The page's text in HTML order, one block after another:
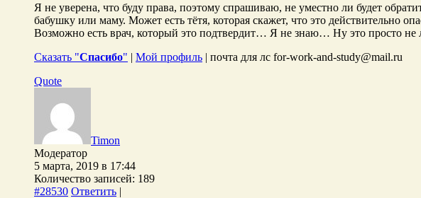
Я не уверена, что буду права, поэтому спрашиваю, не уместно ли будет
бабушку или маму. Может есть тётя, которая скажет, что это действительно
Возможно есть врач, который это подтвердит… Я не знаю… Ну это просто
Сказать "Спасибо" | Мой профиль | почта для лс for-work-and-study@mail.ru
Quote
Timon
Модератор
5 марта, 2019 в 17:44
Количество записей: 189
#28530 Ответить |